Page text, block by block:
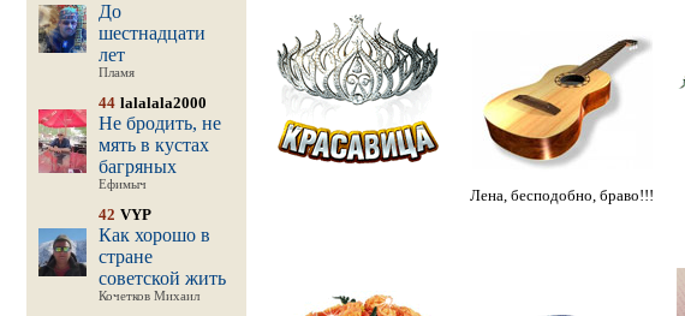
До
шестнадцати
лет
Пламя
44 lalalala2000
Не бродить, не
мять в кустах
багряных
Ефимыч
42 VYP
Как хорошо в
стране
советской жить
Кочетков Михаил
Лена, бесподобно, браво!!!